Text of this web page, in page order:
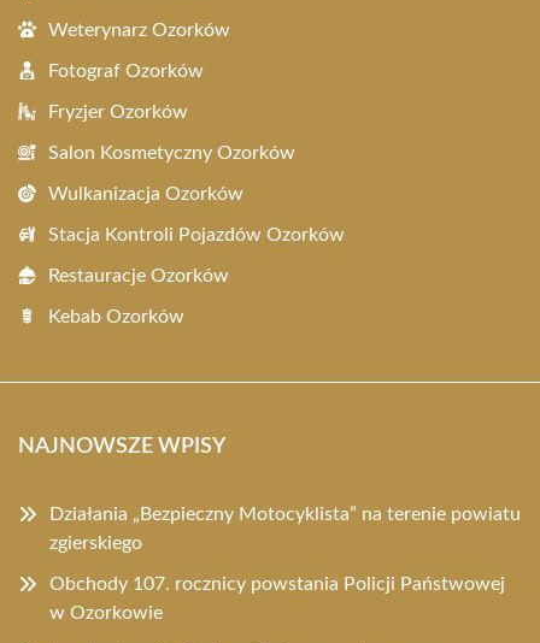
Weterynarz Ozorków
Fotograf Ozorków
Fryzjer Ozorków
Salon Kosmetyczny Ozorków
Wulkanizacja Ozorków
Stacja Kontroli Pojazdów Ozorków
Restauracje Ozorków
Kebab Ozorków
NAJNOWSZE WPISY
Działania „Bezpieczny Motocyklista” na terenie powiatu
zgierskiego
Obchody 107. rocznicy powstania Policji Państwowej
w Ozorkowie